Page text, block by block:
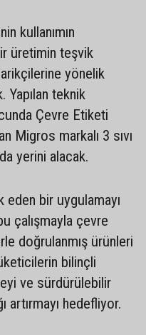
kullanımın
üretimin teşvik
yönelik
teknik
Çevre Etiketi
Migros markalı 3 sıvı
yerini alacak.
bir uygulamayı
çalışmayla çevre
doğrulanmış ürünleri
bilinçli
ve sürdürülebilir
artırmayı hedefliyor.